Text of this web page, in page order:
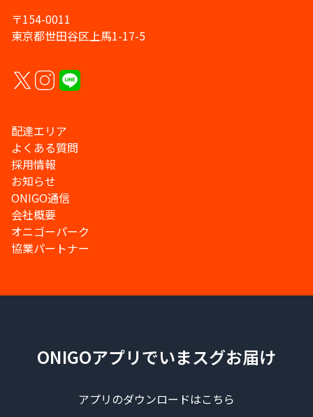
〒154-0011
東京都世田谷区上馬1-17-5
配達エリア
よくある質問
採用情報
お知らせ
ONIGO通信
会社概要
オニゴーパーク
協業パートナー
ONIGOアプリでいまスグお届け
アプリのダウンロードはこちら